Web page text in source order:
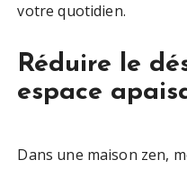
votre quotidien.
Réduire le
espace
Dans une maison zen,